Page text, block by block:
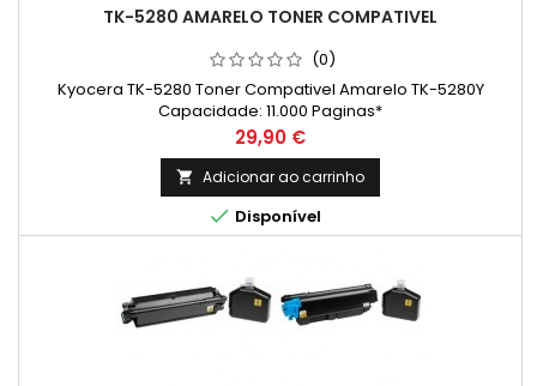
TK-5280 AMARELO TONER COMPATIVEL
(0)
Kyocera TK-5280 Toner Compativel Amarelo TK-5280Y
Capacidade: 11.000 Paginas*
Preço
29,90 €
 Adicionar ao carrinho
 Disponível